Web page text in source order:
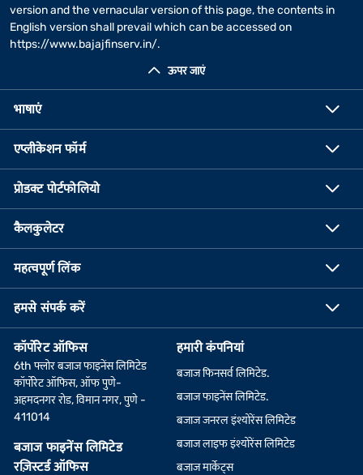
ऊपर जाएं
version and the vernacular version of this page, the contents in
English version shall prevail which can be accessed on
https://www.bajajfinserv.in/.
भाषाएं
एप्लीकेशन फॉर्म
प्रोडक्ट पोर्टफोलियो
कैलकुलेटर
महत्वपूर्ण लिंक
हमसे संपर्क करें
कॉर्पोरेट ऑफिस
6th फ्लोर बजाज फाइनेंस लिमिटेड
कॉर्पोरेट ऑफिस, ऑफ पुणे-
अहमदनगर रोड, विमान नगर, पुणे -
411014
बजाज फाइनेंस लिमिटेड
रज़िस्टर्ड ऑफिस
हमारी कंपनियां
बजाज फिनसर्व लिमिटेड.
बजाज फाइनेंस लिमिटेड.
बजाज जनरल इंश्योरेंस लिमिटेड
बजाज लाइफ इंश्योरेंस लिमिटेड
बजाज मार्केट्स